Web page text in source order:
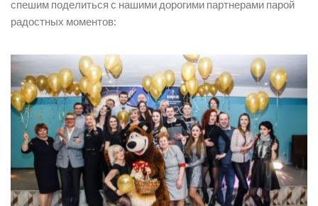
спешим поделиться с нашими дорогими партнерами парой
радостных моментов: